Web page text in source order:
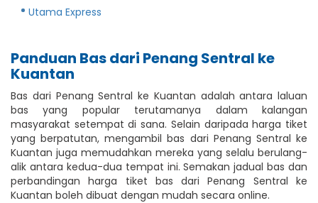
Utama Express
Panduan Bas dari Penang Sentral ke
Kuantan
Bas dari Penang Sentral ke Kuantan adalah antara laluan
bas yang popular terutamanya dalam kalangan
masyarakat setempat di sana. Selain daripada harga tiket
yang berpatutan, mengambil bas dari Penang Sentral ke
Kuantan juga memudahkan mereka yang selalu berulang-
alik antara kedua-dua tempat ini. Semakan jadual bas dan
perbandingan harga tiket bas dari Penang Sentral ke
Kuantan boleh dibuat dengan mudah secara online.